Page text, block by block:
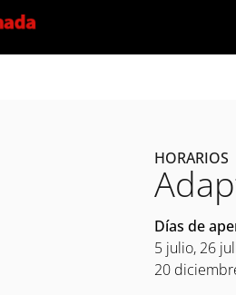
HORARIOS
Días de
5 julio, 26
20